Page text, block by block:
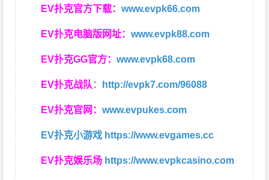
EV扑克官方下载：www.evpk66.com
EV扑克电脑版网址：www.evpk88.com
EV扑克GG官方：www.evpk68.com
EV扑克战队 ： http://evpk7.com/96088
EV扑克官网：www.evpukes.com
EV扑克小游戏 https://www.evgames.cc
EV扑克娱乐场 https://www.evpkcasino.com